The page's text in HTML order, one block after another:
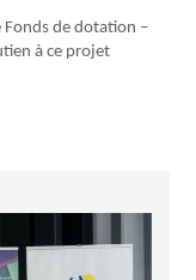
Fonds de dotation –
à ce projet